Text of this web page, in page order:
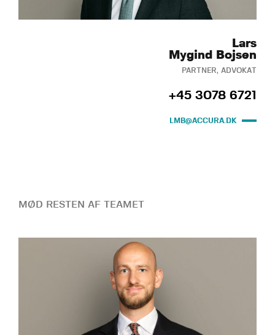
Lars
Mygind Bojsen
PARTNER, ADVOKAT
+45 3078 6721
LMB@ACCURA.DK
MØD RESTEN AF TEAMET